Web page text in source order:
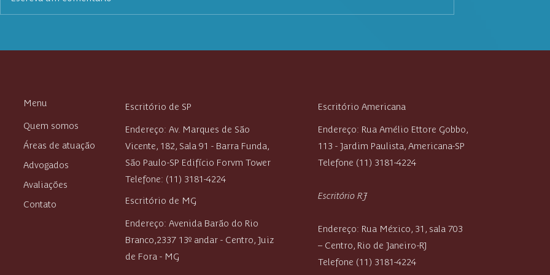
saiba quando você tem direito
seus direitos e como proceder
trabalhador pode romper o
Menu
Quem somos
Áreas de atuação
Advogados
Avaliações
Contato
Escritório de SP
Endereço: Av. Marques de São
Vicente, 182, Sala 91 - Barra Funda,
São Paulo-SP Edifício Forvm Tower
Telefone: (11) 3181-4224
Escritório de MG
Endereço:Avenida Barão do Rio
Branco,2337 13º andar - Centro,Juiz
de Fora - MG
Escritório Americana
Endereço: Rua Amélio Ettore Gobbo,
113 - Jardim Paulista, Americana-SP
Telefone (11) 3181-4224
Escritório RJ
Endereço: Rua México, 31, sala 703
– Centro, Rio de Janeiro-RJ
Telefone (11) 3181-4224